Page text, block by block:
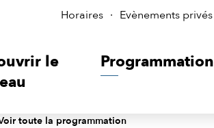
Horaires Evènements privés
le
Programmation
toute la programmation